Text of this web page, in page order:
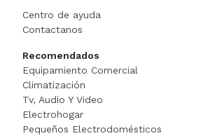
Centro de ayuda
Contactanos
Recomendados
Equipamiento Comercial
Climatización
Tv, Audio Y Video
Electrohogar
Pequeños Electrodomésticos
Cortadora De Fiambre
Dispenser
Embutidora
Envasadora Al Vacio
Tostadoras
WAFFLERA
PISTOLAS DE CALO
Rotomartillo
Sensitiva
SET HERRAMIENT